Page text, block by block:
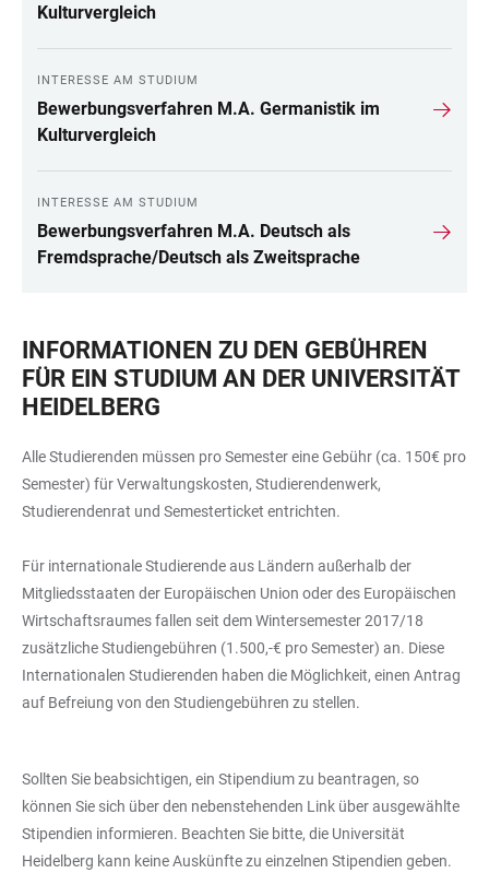
Kulturvergleich
INTERESSE AM STUDIUM
Bewerbungsverfahren M.A. Germanistik im
Kulturvergleich
INTERESSE AM STUDIUM
Bewerbungsverfahren M.A. Deutsch als
Fremdsprache/Deutsch als Zweitsprache
INFORMATIONEN ZU DEN GEBÜHREN
FÜR EIN STUDIUM AN DER UNIVERSITÄT
HEIDELBERG
Alle Studierenden müssen pro Semester eine Gebühr (ca. 150€ pro
Semester) für Verwaltungskosten, Studierendenwerk,
Studierendenrat und Semesterticket entrichten.
Für internationale Studierende aus Ländern außerhalb der
Mitgliedsstaaten der Europäischen Union oder des Europäischen
Wirtschaftsraumes fallen seit dem Wintersemester 2017/18
zusätzliche Studiengebühren (1.500,-€ pro Semester) an. Diese
Internationalen Studierenden haben die Möglichkeit, einen Antrag
auf Befreiung von den Studiengebühren zu stellen.
Sollten Sie beabsichtigen, ein Stipendium zu beantragen, so
können Sie sich über den nebenstehenden Link über ausgewählte
Stipendien informieren. Beachten Sie bitte, die Universität
Heidelberg kann keine Auskünfte zu einzelnen Stipendien geben.